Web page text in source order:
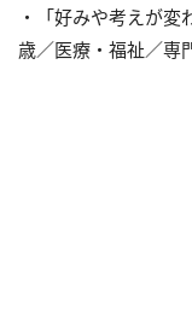
・「好みや考えが
歳／医療・福祉／専